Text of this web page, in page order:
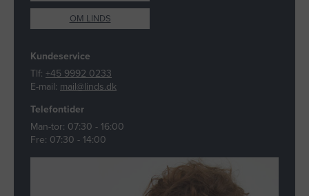
OM LINDS
Kundeservice
Tlf: +45 9992 0233
E-mail: mail@linds.dk
Telefontider
Man-tor: 07:30 - 16:00
Fre: 07:30 - 14:00